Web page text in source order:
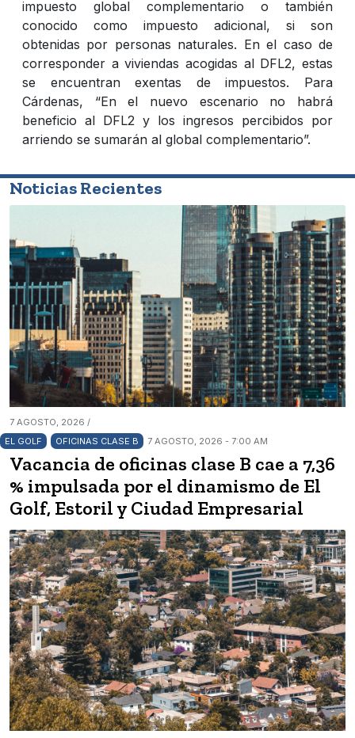
impuesto global complementario o también
conocido como impuesto adicional, si son
obtenidas por personas naturales. En el caso de
corresponder a viviendas acogidas al DFL2, estas
se encuentran exentas de impuestos. Para
Cárdenas, “En el nuevo escenario no habrá
beneficio al DFL2 y los ingresos percibidos por
arriendo se sumarán al global complementario”.
Noticias Recientes
7 AGOSTO, 2026 /
EL GOLF
OFICINAS CLASE B 7 AGOSTO, 2026 - 7:00 AM
Vacancia de oficinas clase B cae a 7,36
% impulsada por el dinamismo de El
Golf, Estoril y Ciudad Empresarial